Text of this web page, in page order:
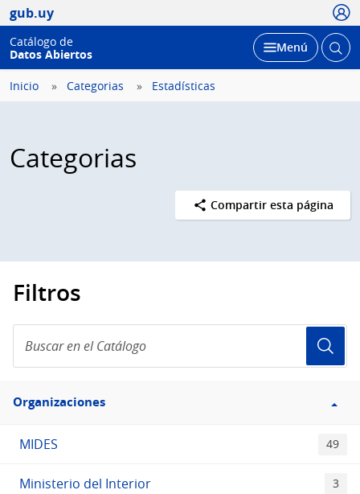
gub.uy
Catálogo de
Datos Abiertos
Desplegar
Menú Abrir
Inicio Categorias Estadísticas
Categorias
Compartir esta página
Filtros
en
el
Filtro
Organizaciones
Organizaciones
MIDES 49
Ministerio del Interior 3